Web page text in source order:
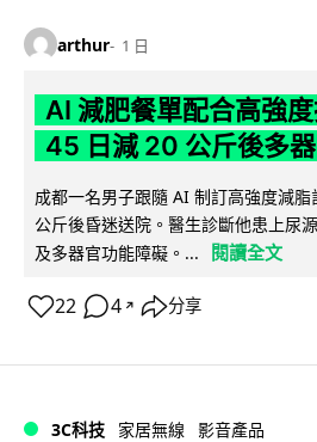
arthur 1 日
AI 減肥餐單配合高強
45 日減 20 公斤後多
成都一名男子跟隨 AI 制訂高強度減
公斤後昏迷送院。醫生診斷他患上尿
及多器官功能障礙。...
閱讀全文
22 4 ↗ 分享
3C科技 家居無線 影音產品